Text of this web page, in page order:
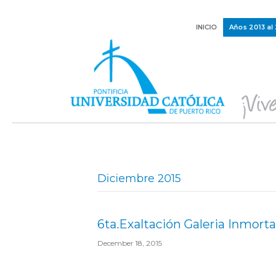
INICIO Años 2013 al
Diciembre 2015
6ta.Exaltación Galeria
December 18, 2015